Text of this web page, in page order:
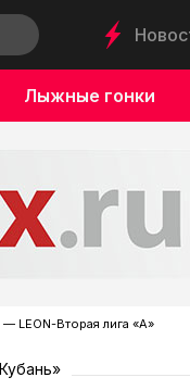
Лыжные гонки
— LEON-Вторая лига «А»